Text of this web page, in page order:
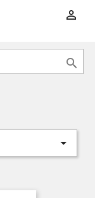


